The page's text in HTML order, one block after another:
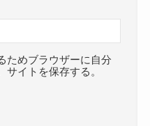
ためブラウザーに自分
サイトを保存する。